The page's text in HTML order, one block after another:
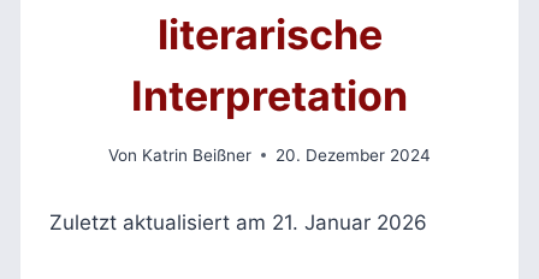
literarische
Interpretation
Von Katrin Beißner 20. Dezember 2024
Zuletzt aktualisiert am 21. Januar 2026